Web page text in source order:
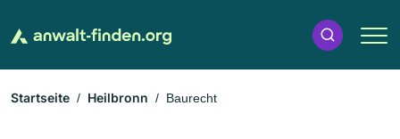
Startseite Heilbronn Baurecht